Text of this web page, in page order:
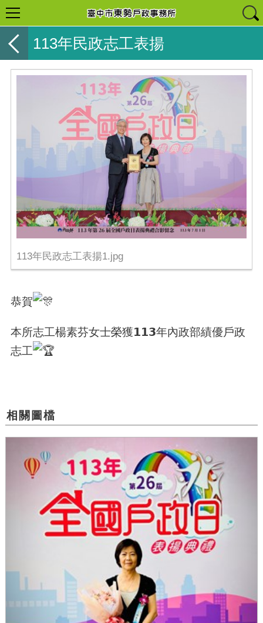
113年民政志工表揚
113年民政志工表揚1.jpg
恭賀
本所志工楊素芬女士榮獲𝟭𝟭𝟯年內政部績優戶政
志工
相關圖檔